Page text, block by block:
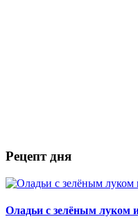
Рецепт дня
Оладьи с зелёным луком